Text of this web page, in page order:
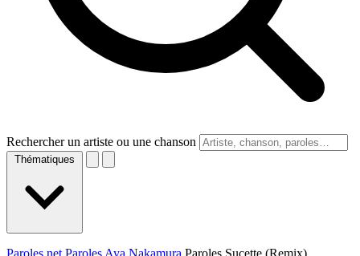
Rechercher un artiste ou une chanson
Thématiques
Paroles.net Paroles Aya Nakamura Paroles Sucette (Remix)